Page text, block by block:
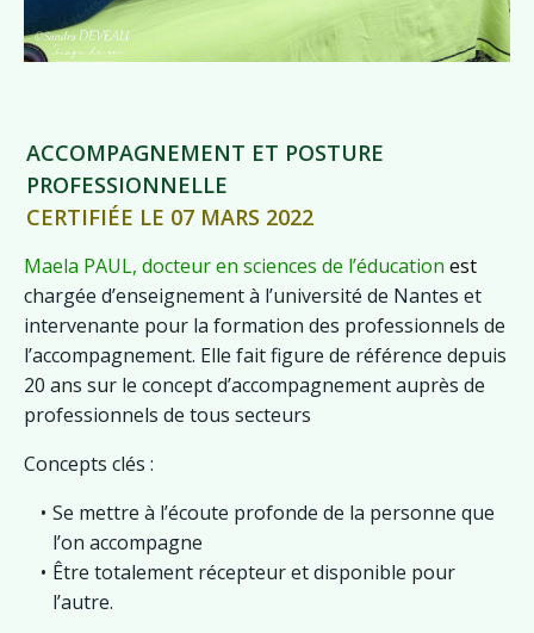
ACCOMPAGNEMENT ET POSTURE
PROFESSIONNELLE
CERTIFIÉE LE 07 MARS 2022
Maela PAUL, docteur en sciences de l’éducation est
chargée d’enseignement à l’université de Nantes et
intervenante pour la formation des professionnels de
l’accompagnement. Elle fait figure de référence depuis
20 ans sur le concept d’accompagnement auprès de
professionnels de tous secteurs
Concepts clés :
Se mettre à l’écoute profonde de la personne que
l’on accompagne
Être totalement récepteur et disponible pour
l’autre.